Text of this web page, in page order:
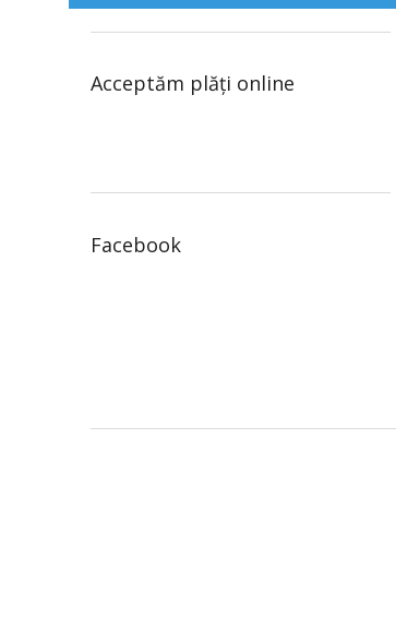
Acceptăm plăţi online
Facebook